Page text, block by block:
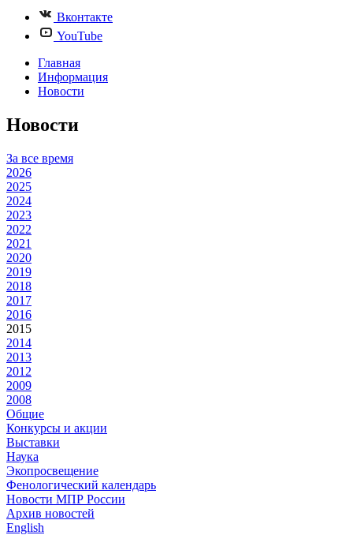
Вконтакте
YouTube
Главная
Информация
Новости
Новости
За все время
2026
2025
2024
2023
2022
2021
2020
2019
2018
2017
2016
2015
2014
2013
2012
2009
2008
Общие
Конкурсы и акции
Выставки
Наука
Экопросвещение
Фенологический календарь
Новости МПР России
Архив новостей
English